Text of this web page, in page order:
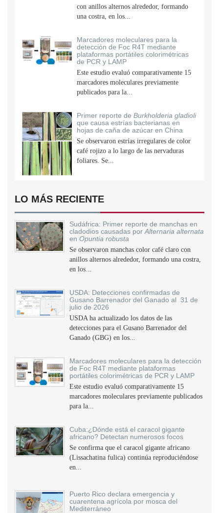
con anillos alternos alrededor, formando
una costra, en los...
Marcadores moleculares para la
detección de Foc R4T mediante
plataformas portátiles colorimétricas
de PCR y LAMP
Este estudio evaluó comparativamente 15
marcadores moleculares previamente
publicados para la...
Primer reporte de Burkholderia gladioli
que causa estrías bacterianas en
hojas de caña de azúcar en China
Se observaron estrías irregulares de color
café rojizo a lo largo de las nervaduras
foliares. Se...
LO MÁS RECIENTE
Sudáfrica: Primer reporte de manchas en
cladodios causadas por Alternaria alternata
en Opuntia robusta
Se observaron manchas color café claro con
anillos alternos alrededor, formando una costra,
en los...
USDA: Detecciones confirmadas de
Gusano Barrenador del Ganado al 31 de
julio de 2026
USDA ha actualizado los datos de las
detecciones para el Gusano Barrenador del
Ganado (GBG) en los...
Marcadores moleculares para la detección
de Foc R4T mediante plataformas
portátiles colorimétricas de PCR y LAMP
Este estudio evaluó comparativamente 15
marcadores moleculares previamente publicados
para la...
Cuba:¿Dónde está el caracol gigante
africano? Detectan numerosos focos
Se confirma que el caracol gigante africano
(Lissachatina fulica) continúa reproduciéndose
en...
Puerto Rico declara emergencia y
cuarentena agrícola por mosca del
Mediterráneo